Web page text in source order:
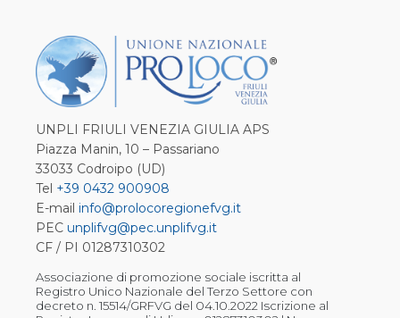
UNPLI FRIULI VENEZIA GIULIA APS
Piazza Manin, 10 – Passariano
33033 Codroipo (UD)
Tel +39 0432 900908
E-mail info@prolocoregionefvg.it
PEC unplifvg@pec.unplifvg.it
CF / PI 01287310302
Associazione di promozione sociale iscritta al
Registro Unico Nazionale del Terzo Settore con
decreto n. 15514/GRFVG del 04.10.2022 Iscrizione al